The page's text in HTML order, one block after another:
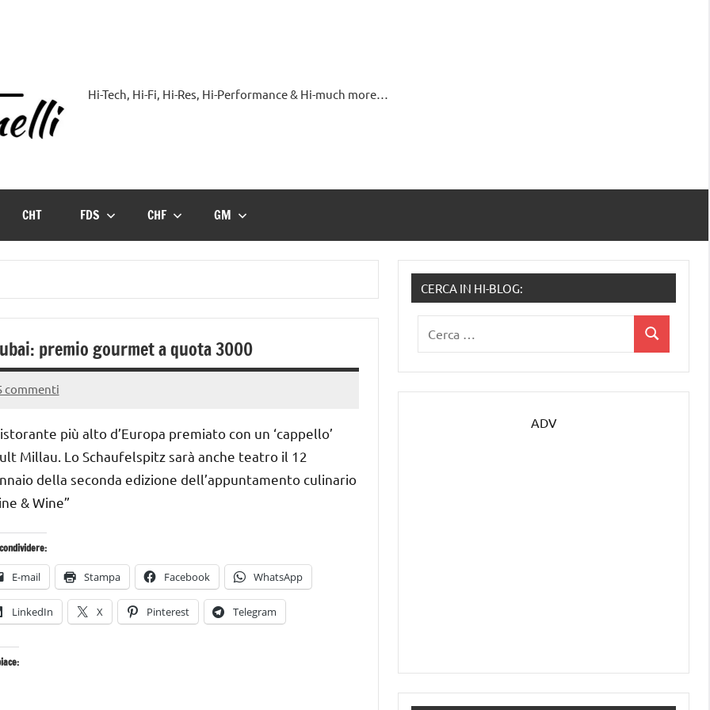
Hi-
by
Andrea
Bassanelli
Hi-Tech, Hi-Fi, Hi-Res, Hi-Performance & Hi-much more…
CHT FDS CHF GM
premio gourmet a quota 3000
commenti
più alto d’Europa premiato con un ‘cappello’
Millau. Lo Schaufelspitz sarà anche teatro il 12
della seconda edizione dell’appuntamento culinario
& Wine”
E-mail Stampa Facebook WhatsApp
LinkedIn X Pinterest Telegram
CERCA IN HI-BLOG:
Cerca
ADV